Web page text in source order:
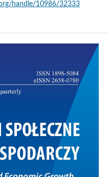
handle/10986/32333